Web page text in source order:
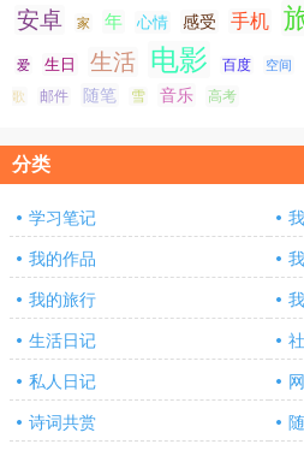
安卓 家 年 心情 感受 手机
爱 生日 生活 电影 百度 空间
歌 邮件 随笔 雪 音乐 高考
分类
学习笔记
我的作品
我的旅行
生活日记
私人日记
诗词共赏